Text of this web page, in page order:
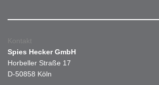
Kontakt
Spies Hecker GmbH
Horbeller Straße 17
D-50858 Köln